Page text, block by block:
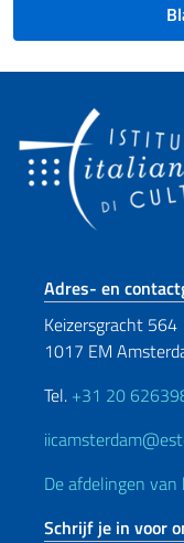
Adres- en
Keizersgracht 564
1017 EM
Tel. +31 20
De afdelingen
Schrijf je in voor